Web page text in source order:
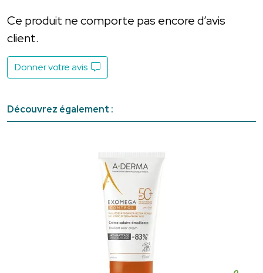
Ce produit ne comporte pas encore d’avis
client.
Donner votre avis
Découvrez également :